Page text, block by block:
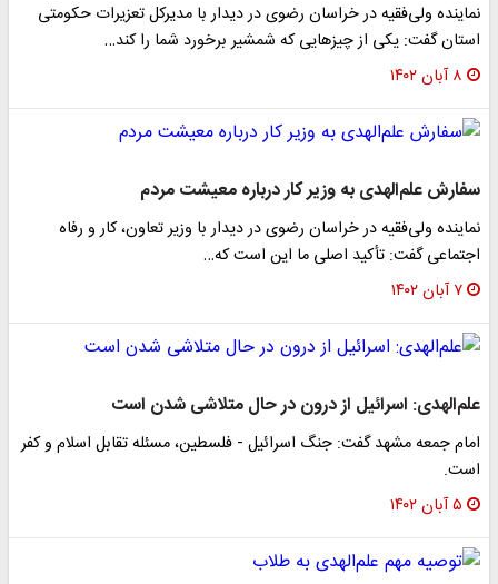
نماینده ولی‌فقیه در خراسان رضوی در دیدار با مدیرکل تعزیرات حکومتی
استان گفت: یکی از چیزهایی که شمشیر برخورد شما را کند…
۸ آبان ۱۴۰۲
سفارش علم‌الهدی به وزیر کار درباره معیشت مردم
نماینده ولی‌فقیه در خراسان رضوی در دیدار با وزیر تعاون، کار و رفاه
اجتماعی گفت: تأکید اصلی ما این است که…
۷ آبان ۱۴۰۲
علم‌الهدی: اسرائیل از درون در حال متلاشی شدن است
امام جمعه مشهد گفت: جنگ اسرائیل - فلسطین، مسئله تقابل اسلام و کفر
است.
۵ آبان ۱۴۰۲